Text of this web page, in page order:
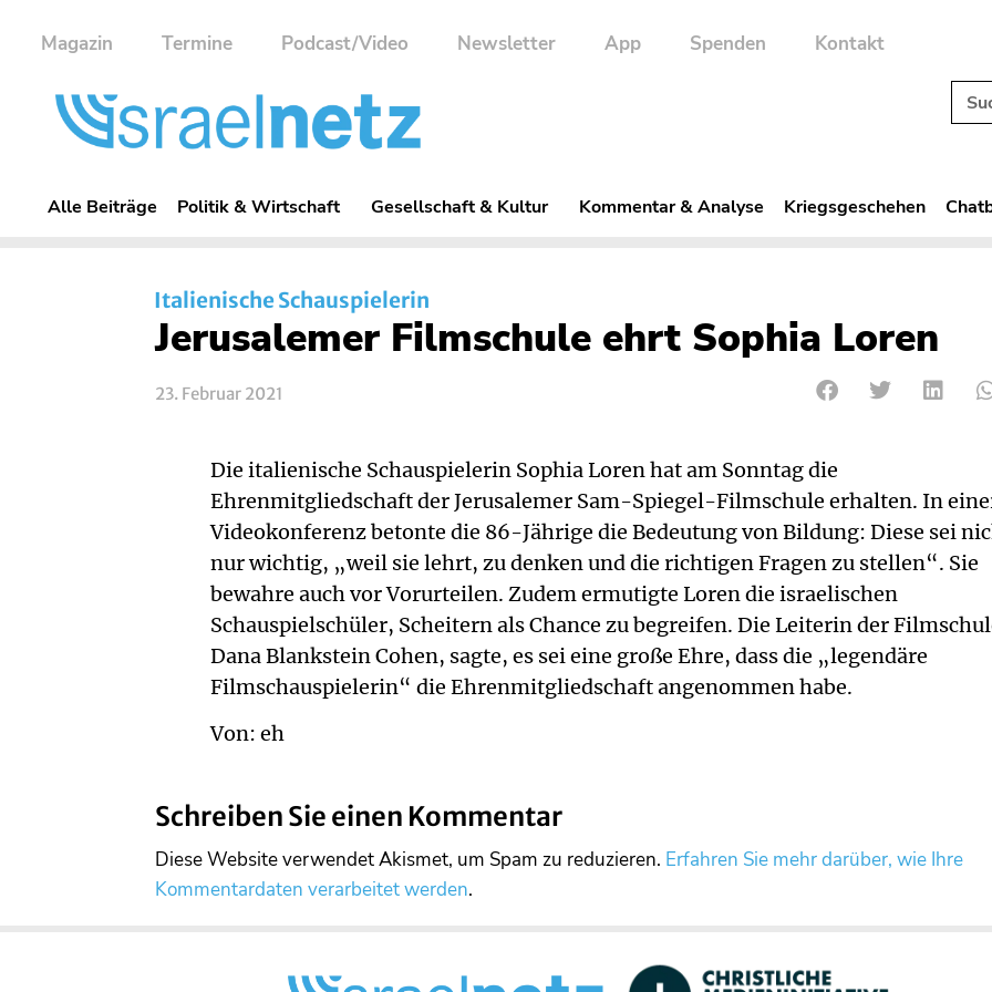
Magazin Termine Podcast/Video Newsletter App Spenden Kontakt
Alle Beiträge Politik & Wirtschaft Gesellschaft & Kultur Kommentar & Analyse Kriegsgeschehen
Italienische Schauspielerin
Jerusalemer Filmschule ehrt Sophia Loren
23. Februar 2021
Die italienische Schauspielerin Sophia Loren hat am Sonntag die
Ehrenmitgliedschaft der Jerusalemer Sam-Spiegel-Filmschule erhalten. In
Videokonferenz betonte die 86-Jährige die Bedeutung von Bildung: Diese sei
nur wichtig, „weil sie lehrt, zu denken und die richtigen Fragen zu stellen“. Sie
bewahre auch vor Vorurteilen. Zudem ermutigte Loren die israelischen
Schauspielschüler, Scheitern als Chance zu begreifen. Die Leiterin der
Dana Blankstein Cohen, sagte, es sei eine große Ehre, dass die „legendäre
Filmschauspielerin“ die Ehrenmitgliedschaft angenommen habe.
Von: eh
Schreiben Sie einen Kommentar
Diese Website verwendet Akismet, um Spam zu reduzieren. Erfahren Sie mehr darüber, wie Ihre
Kommentardaten verarbeitet werden.